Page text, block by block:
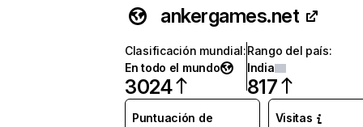
ankergames.net
Clasificación mundial:
En todo el mundo
3024
Rango del país:
India
817
Puntuación de
Visitas